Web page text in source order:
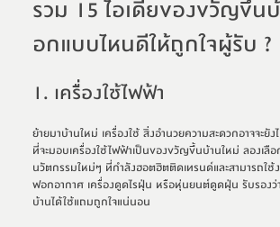
รวม 15 ไอเดียของขวัญขึ้น
อกแบบไหนดีให้ถูกใจผู้รับ ?
1. เครื่องใช้ไฟฟ้า
ย้ายมาบ้านใหม่ เครื่องใช้ สิ่งอำนวยความสะดวกอาจจะยั
ที่จะมอบเครื่องใช้ไฟฟ้าเป็นของขวัญขึ้นบ้านใหม่ ลองเลือ
นวัตกรรมใหม่ๆ ที่กำลังฮอตฮิตติดเทรนด์และสามารถใช้ง
ฟอกอากาศ เครื่องดูดไรฝุ่น หรือหุ่นยนต์ดูดฝุ่น รับรองว่า
บ้านได้ใช้แถมถูกใจแน่นอน